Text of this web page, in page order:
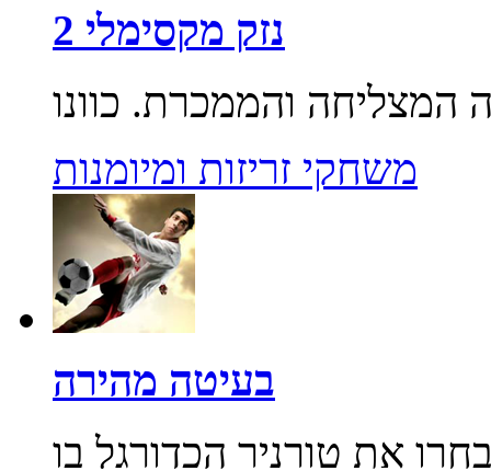
נזק מקסימלי 2
משחקי זריזות ומיומנות
בעיטה מהירה